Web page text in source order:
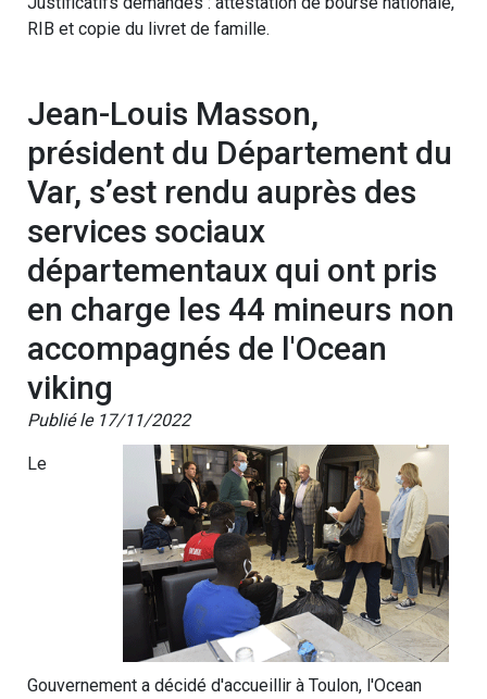
RIB et copie du livret de famille.
Jean-Louis Masson,
président du Département du
Var, s’est rendu auprès des
services sociaux
départementaux qui ont pris
en charge les 44 mineurs non
accompagnés de l'Ocean
viking
Publié le 17/11/2022
Le
Gouvernement a décidé d'accueillir à Toulon, l'Ocean